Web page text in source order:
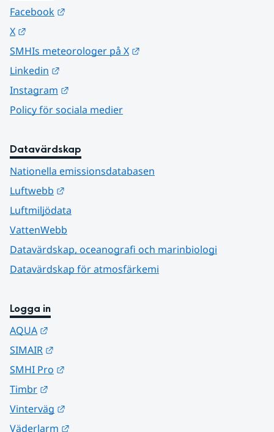
Facebook
X
SMHIs meteorologer på X
Linkedin
Instagram
Policy för sociala medier
Datavärdskap
Nationella emissionsdatabasen
Luftwebb
Luftmiljödata
VattenWebb
Datavärdskap, oceanografi och marinbiologi
Datavärdskap för atmosfärkemi
Logga in
AQUA
SIMAIR
SMHI Pro
Timbr
Vinterväg
Väderlarm